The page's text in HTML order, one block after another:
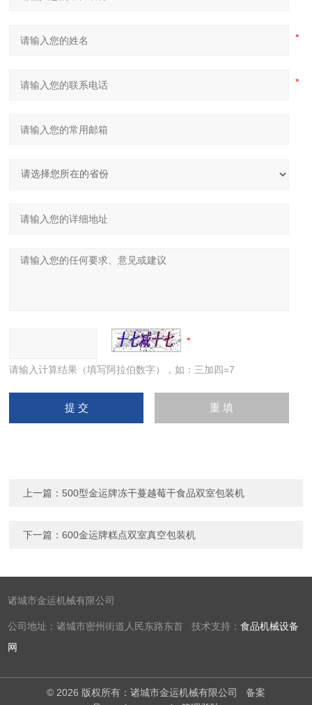
请输入计算结果（填写阿拉伯数字），如：三加四=7
上一篇： 500型金运牌冻干蔓越莓干食品双室包装机
下一篇：600金运牌糕点双室真空包装机
诸城市金运机械有限公司
公司地址：诸城市密州街道人民东路东首 技术支持：食品机械设备
网
© 2026 版权所有：诸城市金运机械有限公司 备案